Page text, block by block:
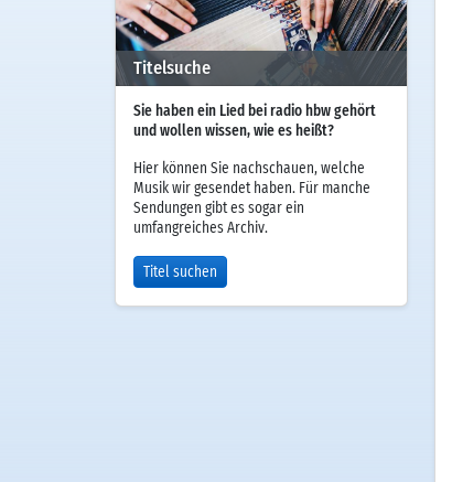
Titelsuche
Sie haben ein Lied bei radio hbw gehört
und wollen wissen, wie es heißt?
Hier können Sie nachschauen, welche
Musik wir gesendet haben. Für manche
Sendungen gibt es sogar ein
umfangreiches Archiv.
Titel suchen